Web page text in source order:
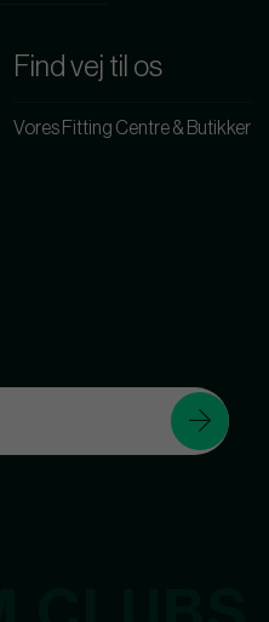
Find vej til os
Vores Fitting Centre & Butikker